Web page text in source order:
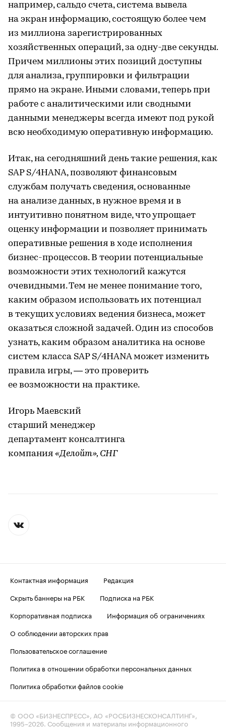
например, сальдо счета, система вывела
на экран информацию, состоящую более чем
из миллиона зарегистрированных
хозяйственных операций, за одну-две секунды.
Причем миллионы этих позиций доступны
для анализа, группировки и фильтрации
прямо на экране. Иными словами, теперь при
работе с аналитическими или сводными
данными менеджеры всегда имеют под рукой
всю необходимую оперативную информацию.
Итак, на сегодняшний день такие решения, как
SAP S/4HANA, позволяют финансовым
службам получать сведения, основанные
на анализе данных, в нужное время и в
интуитивно понятном виде, что упрощает
оценку информации и позволяет принимать
оперативные решения в ходе исполнения
бизнес-процессов. В теории потенциальные
возможности этих технологий кажутся
очевидными. Тем не менее понимание того,
каким образом использовать их потенциал
в текущих условиях ведения бизнеса, может
оказаться сложной задачей. Один из способов
узнать, каким образом аналитика на основе
систем класса SAP S/4HANA может изменить
правила игры, — это проверить
ее возможности на практике.
Игорь Маевский
старший менеджер
департамент консалтинга
компания «Делойт», СНГ
Контактная информация
Редакция
Скрыть баннеры на РБК
Подписка на РБК
Корпоративная подписка
Информация об ограничениях
О соблюдении авторских прав
Пользовательское соглашение
Политика в отношении обработки персональных данных
Политика обработки файлов cookie
© ООО «БИЗНЕСПРЕСС», АО «РОСБИЗНЕСКОНСАЛТИНГ»,
1995–2026. Сообщения и материалы информационного